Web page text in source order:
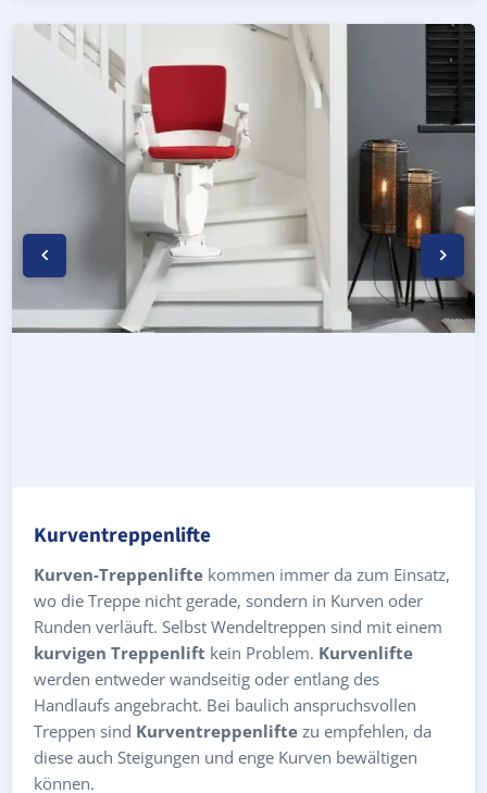
Kurven-Treppenlift in Lichtenstein/Sachsen
Geprüfter gebrauchter Kurventreppenlift in
Preise & Angebote für Kurventreppenlifte in
Kurventreppenlifte
Kurven-Treppenlifte kommen immer da zum Einsatz,
wo die Treppe nicht gerade, sondern in Kurven oder
Runden verläuft. Selbst Wendeltreppen sind mit einem
kurvigen Treppenlift kein Problem. Kurvenlifte
werden entweder wandseitig oder entlang des
Handlaufs angebracht. Bei baulich anspruchsvollen
Treppen sind Kurventreppenlifte zu empfehlen, da
diese auch Steigungen und enge Kurven bewältigen
können.